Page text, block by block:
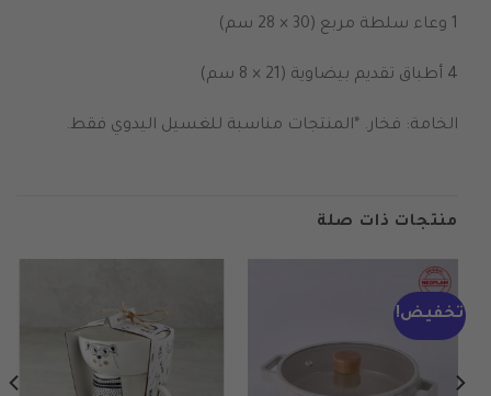
1 وعاء سلطة مربع (30 × 28 سم)
4 أطباق تقديم بيضاوية (21 × 8 سم)
الخامة: فخار. *المنتجات مناسبة للغسيل اليدوي فقط.
منتجات ذات صلة
تخفيض!